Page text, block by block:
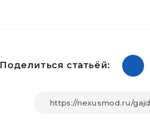
Поделиться статьёй: